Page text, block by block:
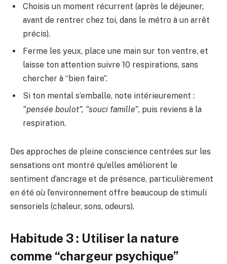
Choisis un moment récurrent (après le déjeuner,
avant de rentrer chez toi, dans le métro à un arrêt
précis).
Ferme les yeux, place une main sur ton ventre, et
laisse ton attention suivre 10 respirations, sans
chercher à “bien faire”.
Si ton mental s’emballe, note intérieurement :
“pensée boulot”, “souci famille”, puis reviens à la
respiration.
Des approches de pleine conscience centrées sur les
sensations ont montré qu’elles améliorent le
sentiment d’ancrage et de présence, particulièrement
en été où l’environnement offre beaucoup de stimuli
sensoriels (chaleur, sons, odeurs).
Habitude 3 : Utiliser la nature
comme “chargeur psychique”